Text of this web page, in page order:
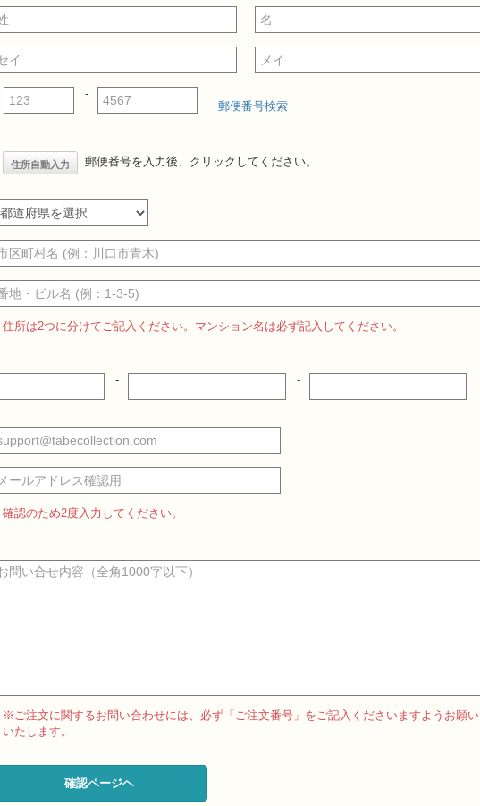
-
郵便番号検索
住所自動入力 郵便番号を入力後、クリックしてください。
住所は2つに分けてご記入ください。マンション名は必ず記入してください。
- -
確認のため2度入力してください。
※ご注文に関するお問い合わせには、必ず「ご注文番号」をご記入くださいますようお願い
いたします。
確認ページヘ